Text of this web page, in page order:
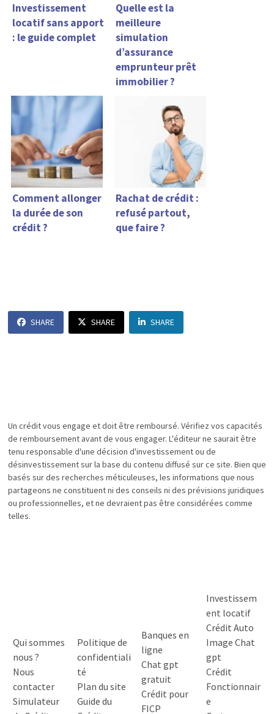
Investissement
locatif sans apport
: le guide complet
Quelle est la
meilleure
simulation
d’assurance
emprunteur prêt
immobilier ?
Comment allonger
la durée de son
crédit ?
Rachat de crédit :
refusé partout,
que faire ?
SHARE SHARE SHARE
Un crédit vous engage et doit être remboursé. Vérifiez vos capacités
de remboursement avant de vous engager. L'éditeur ne saurait être
tenu responsable d'une décision d'investissement ou de
désinvestissement sur la base du contenu diffusé sur ce site. Bien que
basés sur des recherches méticuleuses, les informations que nous
partageons ne constituent ni des conseils ni des prévisions juridiques
ou professionnelles, et ne devraient pas être considérées comme
telles.
Qui sommes
nous ?
Nous
contacter
Simulateur
Politique de
confidentiali
té
Plan du site
Guide du
Banques en
ligne
Chat gpt
gratuit
Crédit pour
FICP
Investissem
ent locatif
Crédit Auto
Image Chat
gpt
Crédit
Fonctionnair
e